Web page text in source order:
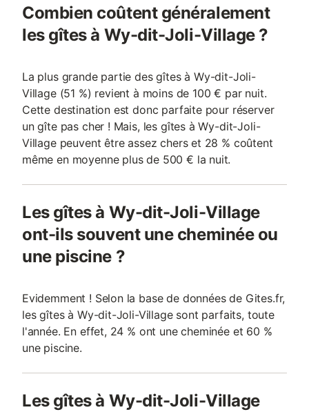
Combien coûtent généralement
les gîtes à Wy-dit-Joli-Village ?
La plus grande partie des gîtes à Wy-dit-Joli-
Village (51 %) revient à moins de 100 € par nuit.
Cette destination est donc parfaite pour réserver
un gîte pas cher ! Mais, les gîtes à Wy-dit-Joli-
Village peuvent être assez chers et 28 % coûtent
même en moyenne plus de 500 € la nuit.
Les gîtes à Wy-dit-Joli-Village
ont-ils souvent une cheminée ou
une piscine ?
Evidemment ! Selon la base de données de Gites.fr,
les gîtes à Wy-dit-Joli-Village sont parfaits, toute
l'année. En effet, 24 % ont une cheminée et 60 %
une piscine.
Les gîtes à Wy-dit-Joli-Village